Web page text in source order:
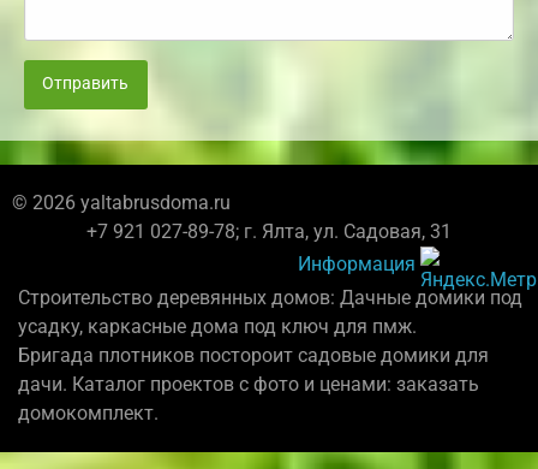
Отправить
© 2026 yaltabrusdoma.ru
+7 921 027-89-78; г. Ялта, ул. Садовая, 31
Информация
Строительство деревянных домов: Дачные домики под
усадку, каркасные дома под ключ для пмж.
Бригада плотников постороит садовые домики для
дачи. Каталог проектов с фото и ценами: заказать
домокомплект.